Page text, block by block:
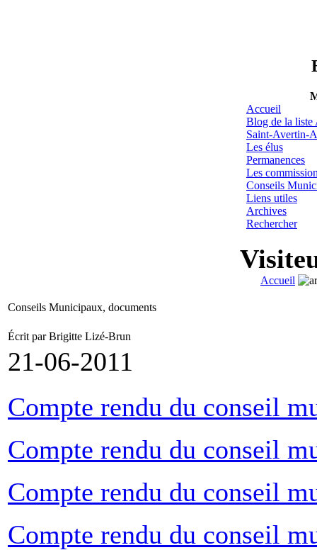
Accueil
Blog de la liste
Saint-Avertin-
Les élus
Permanences
Les
Conseils
Liens utiles
Archives
Rechercher
Accueil
Conseils Municipaux, documents
Écrit par Brigitte Lizé-Brun
21-06-2011
Compte rendu du conseil
Compte rendu du conseil
Compte rendu du conseil
Compte rendu du conseil